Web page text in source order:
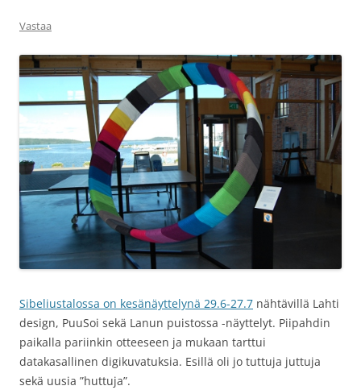
Vastaa
Sibeliustalossa on kesänäyttelynä 29.6-27.7 nähtävillä Lahti
design, PuuSoi sekä Lanun puistossa -näyttelyt. Piipahdin
paikalla pariinkin otteeseen ja mukaan tarttui
datakasallinen digikuvatuksia. Esillä oli jo tuttuja juttuja
sekä uusia ”huttuja”.